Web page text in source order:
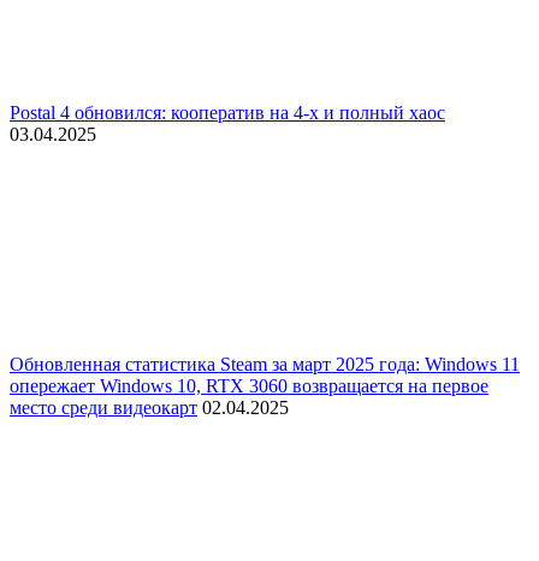
Postal 4 обновился: кооператив на 4-х и полный хаос
03.04.2025
Обновленная статистика Steam за март 2025 года: Windows 11
опережает Windows 10, RTX 3060 возвращается на первое
место среди видеокарт 02.04.2025